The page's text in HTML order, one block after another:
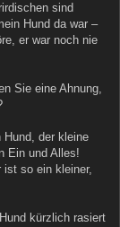
sind
Hund da war –
er war noch nie
Sie eine Ahnung,
der kleine
Ein und Alles!
ist so ein kleiner,
kürzlich rasiert